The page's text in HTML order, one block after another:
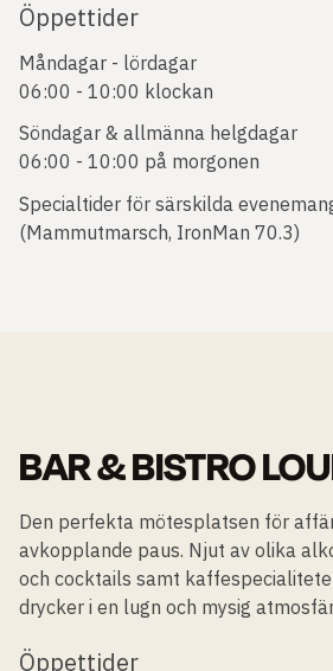
Öppettider
Måndagar - lördagar
06:00 - 10:00 klockan
Söndagar & allmänna helgdagar
06:00 - 10:00 på morgonen
Specialtider för särskilda
(Mammutmarsch, IronMan 70.3)
BAR & BISTRO
Den perfekta mötesplatsen för
avkopplande paus. Njut av olika
och cocktails samt
drycker i en lugn och mysig
Öppettider